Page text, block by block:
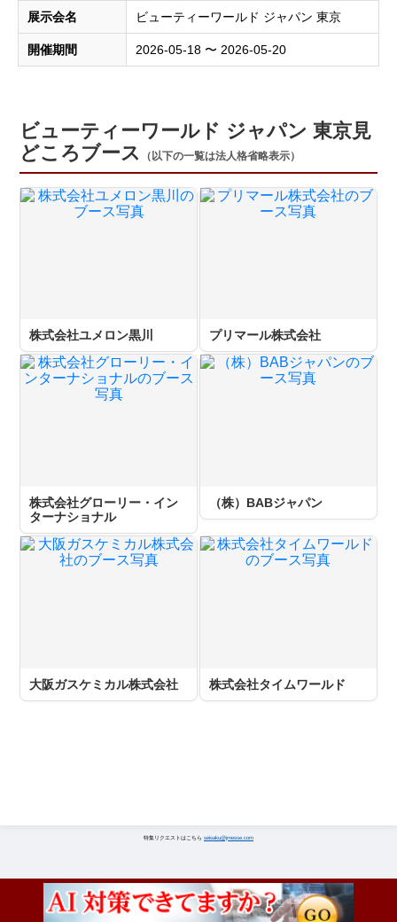
展示会名 ビューティーワールド ジャパン 東京
開催期間 2026-05-18 〜 2026-05-20
ビューティーワールド ジャパン 東京見
どころブース
（以下の一覧は法人格省略表示）
株式会社ユメロン黒川 プリマール株式会社
株式会社グローリー・イン
ターナショナル
（株）BABジャパン
大阪ガスケミカル株式会社 株式会社タイムワールド
特集リクエストはこちら seisaku@jmesse.com